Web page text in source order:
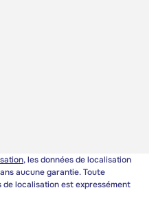
, les données de localisation
aucune garantie. Toute
localisation est expressément